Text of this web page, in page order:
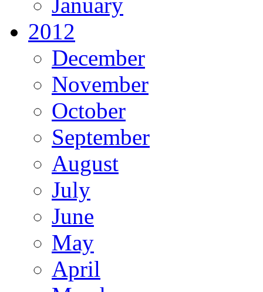
2012
December
November
October
September
August
July
June
May
April